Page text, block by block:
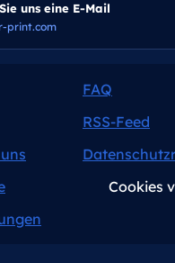
uns eine E-Mail
print.com
FAQ
RSS-Feed
Cookies